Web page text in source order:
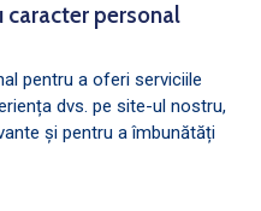
caracter personal
pentru a oferi serviciile
dvs. pe site-ul nostru,
și pentru a îmbunătăți